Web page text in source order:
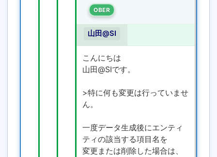
OBER
山田@SI
こんにちは
山田@SIです。
>特に何も変更は行っていませ
ん。
一度データ生成後にエンティ
ティの該当する項目名を
変更または削除した場合は、